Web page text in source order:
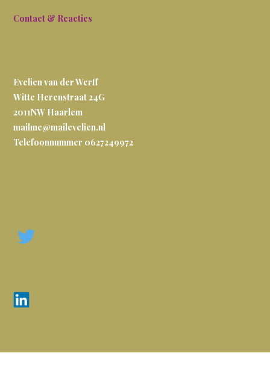
Contact & Reacties
Evelien van der Werff
Witte Herenstraat 24G
2011NW Haarlem
mailme@mailevelien.nl
Telefoonnummer 0627249972